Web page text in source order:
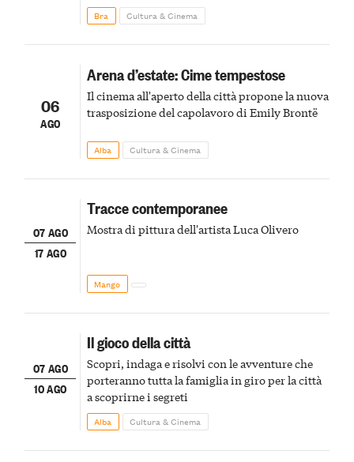
Bra Cultura & Cinema
06
AGO
Arena d’estate: Cime tempestose
Il cinema all'aperto della città propone la nuova
trasposizione del capolavoro di Emily Brontë
Alba Cultura & Cinema
07 AGO
17 AGO
Tracce contemporanee
Mostra di pittura dell'artista Luca Olivero
Mango
07 AGO
10 AGO
Il gioco della città
Scopri, indaga e risolvi con le avventure che
porteranno tutta la famiglia in giro per la città
a scoprirne i segreti
Alba Cultura & Cinema